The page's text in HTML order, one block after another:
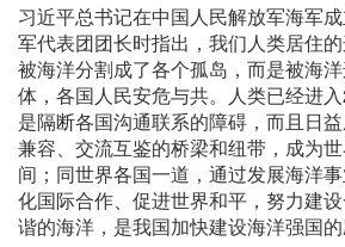
习近平总书记在中国人民解放军海军
军代表团团长时指出，我们人类居住
被海洋分割成了各个孤岛，而是被海
体，各国人民安危与共。人类已经进
是隔断各国沟通联系的障碍，而且日
兼容、交流互鉴的桥梁和纽带，成为
间；同世界各国一道，通过发展海洋
化国际合作、促进世界和平，努力建
谐的海洋，是我国加快建设海洋强国的